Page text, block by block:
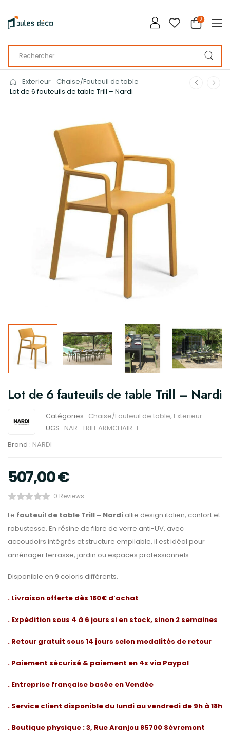
0
Exterieur Chaise/Fauteuil de table
Lot de 6 fauteuils de table Trill – Nardi
Lot de 6 fauteuils de table Trill – Nardi
Catégories : Chaise/Fauteuil de table, Exterieur
UGS : NAR_TRILL ARMCHAIR-1
Brand : NARDI
507,00€
0 Reviews
Le fauteuil de table Trill – Nardi allie design italien, confort et
robustesse. En résine de fibre de verre anti-UV, avec
accoudoirs intégrés et structure empilable, il est idéal pour
aménager terrasse, jardin ou espaces professionnels.
Disponible en 9 coloris différents.
. Livraison offerte dès 180€ d’achat
. Expédition sous 4 à 6 jours si en stock, sinon 2 semaines
. Retour gratuit sous 14 jours selon modalités de retour
. Paiement sécurisé & paiement en 4x via Paypal
. Entreprise française basée en Vendée
. Service client disponible du lundi au vendredi de 9h à 18h
. Boutique physique : 3, Rue Aranjou 85700 Sèvremont